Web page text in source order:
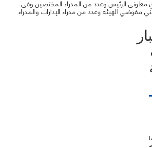
الرئيس وعدد من المدراء المختصين وفي
مفوضي الهيئة وعدد من مدراء الإدارات والمدراء